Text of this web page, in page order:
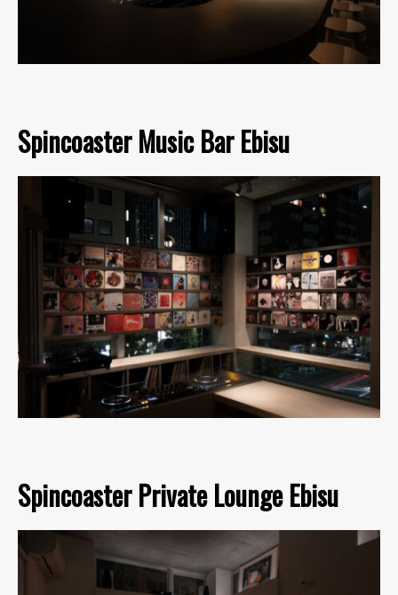
Spincoaster Music Bar Ebisu
Spincoaster Private Lounge Ebisu